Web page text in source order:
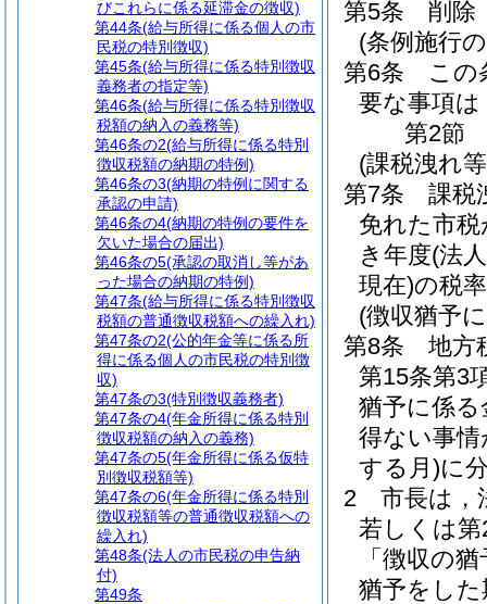
第5条
削除
(条例施行
第6条
この
要な事項
第2節
(課税洩れ
第7条
課税
免れた市
き年度(法
現在)の税
(徴収猶予
第8条
地方
第15条第3
猶予に係
得ない事
する月)に
2
市長は，
若しくは
「徴収の
猶予をし
びこれらに係る延滞金の徴収)
第44条(給与所得に係る個人の市
民税の特別徴収)
第45条(給与所得に係る特別徴収
義務者の指定等)
第46条(給与所得に係る特別徴収
税額の納入の義務等)
第46条の2(給与所得に係る特別
徴収税額の納期の特例)
第46条の3(納期の特例に関する
承認の申請)
第46条の4(納期の特例の要件を
欠いた場合の届出)
第46条の5(承認の取消し等があ
った場合の納期の特例)
第47条(給与所得に係る特別徴収
税額の普通徴収税額への繰入れ)
第47条の2(公的年金等に係る所
得に係る個人の市民税の特別徴
収)
第47条の3(特別徴収義務者)
第47条の4(年金所得に係る特別
徴収税額の納入の義務)
第47条の5(年金所得に係る仮特
別徴収税額等)
第47条の6(年金所得に係る特別
徴収税額等の普通徴収税額への
繰入れ)
第48条(法人の市民税の申告納
付)
第49条